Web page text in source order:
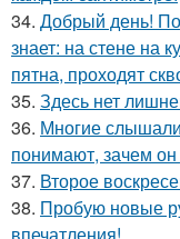
34. Добрый день!
знает: на стене на
пятна, проходят
35. Здесь нет
36. Многие
понимают, зачем
37. Второе
38. Пробую новые